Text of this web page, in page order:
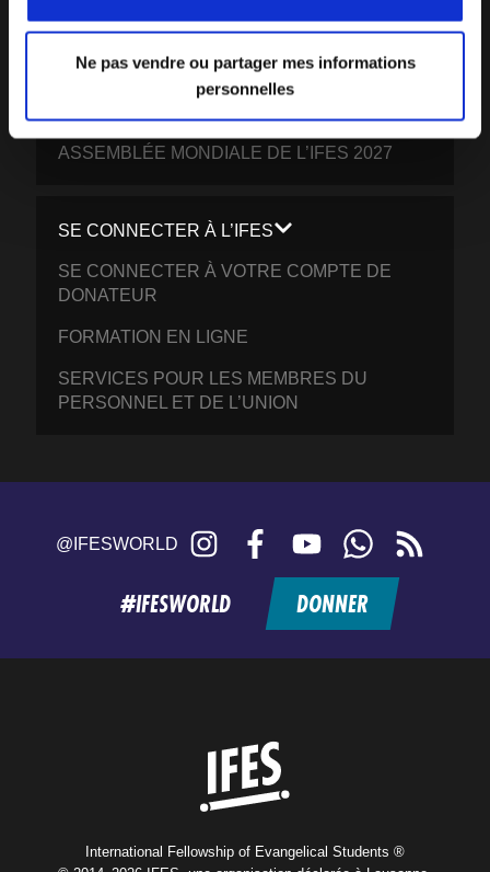
Ne pas vendre ou partager mes informations
personnelles
CHRIST
PRIEZ POUR L’UNIVERSITÉ
ASSEMBLÉE MONDIALE DE L’IFES 2027
SE CONNECTER À L’IFES
SE CONNECTER À VOTRE COMPTE DE
DONATEUR
FORMATION EN LIGNE
SERVICES POUR LES MEMBRES DU
PERSONNEL ET DE L’UNION
@IFESWORLD Instagram FacebookYouTubeWhatsApp
feed
#IFESWORLD DONNER
International Fellowship of Evangelical Students ®